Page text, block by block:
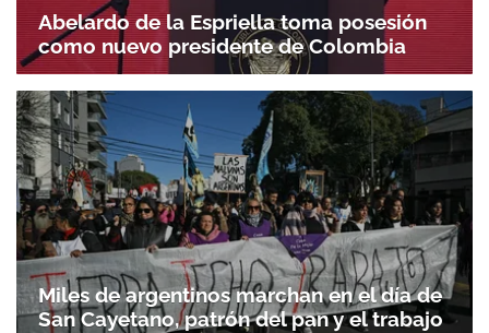
Abelardo de la Espriella toma posesión
como nuevo presidente de Colombia
Miles de argentinos marchan en el día de
San Cayetano, patrón del pan y el trabajo